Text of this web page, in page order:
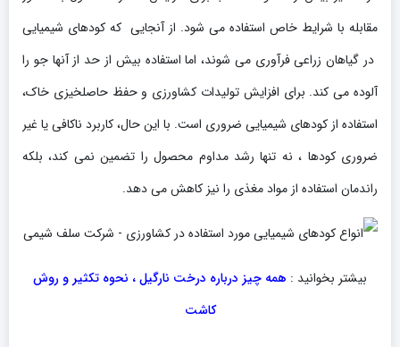
مقابله با شرایط خاص استفاده می شود. از آنجایی که کودهای شیمیایی
در گیاهان زراعی فرآوری می شوند، اما استفاده بیش از حد از آنها جو را
آلوده می کند. برای افزایش تولیدات کشاورزی و حفظ حاصلخیزی خاک،
استفاده از کودهای شیمیایی ضروری است. با این حال، کاربرد ناکافی یا غیر
ضروری کودها ، نه تنها رشد مداوم محصول را تضمین نمی کند، بلکه
راندمان استفاده از مواد مغذی را نیز کاهش می دهد.
بیشتر بخوانید : همه چیز درباره درخت نارگیل ، نحوه تکثیر و روش
کاشت